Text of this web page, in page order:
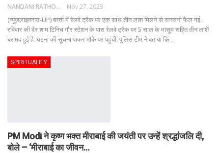
NANDANI RATHORE Nov 27, 2023
(न्यूज़लाइवनाउ-UP) बस्ती में रेलवे ट्रैक पर एक साथ तीन लाश मिलने से सनसनी फैल गई.
रविवार की देर शाम टिनिच गौर स्टेशन के पास रेलवे ट्रैक पर 5 साल के मासूम सहित तीन लाशें
बरामद हुई हैं. घटना की सूचना पाकर मौके पर पहुंची. पुलिस टीम ने बताया कि…
SPIRITUALITY
PM Modi ने कृष्ण भक्त मीराबाई की जयंती पर उन्हें श्रद्धांजलि दी,
बोले – ‘मीराबाई का जीवन…